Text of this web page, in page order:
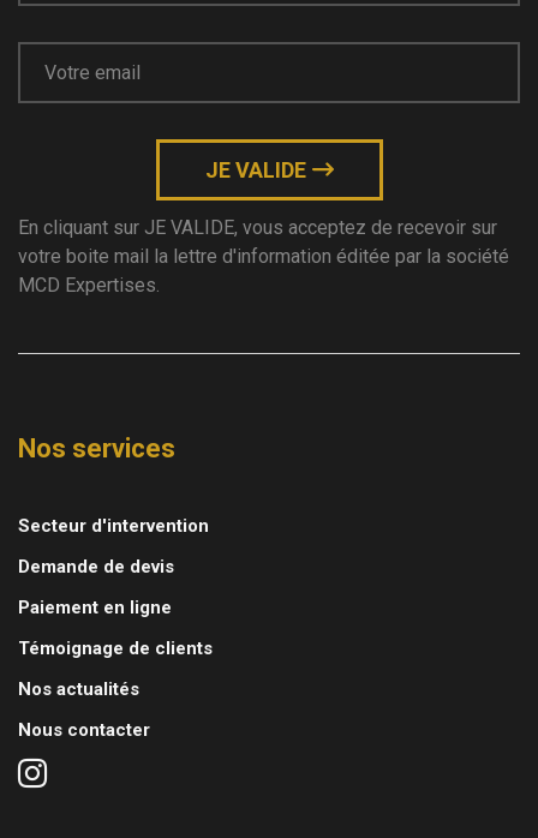
JE VALIDE
En cliquant sur JE VALIDE, vous acceptez de recevoir sur
votre boite mail la lettre d'information éditée par la société
MCD Expertises.
Nos services
Secteur d'intervention
Demande de devis
Paiement en ligne
Témoignage de clients
Nos actualités
Nous contacter